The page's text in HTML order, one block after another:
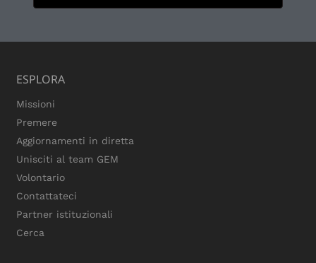
ESPLORA
Missioni
Premere
Aggiornamenti in diretta
Unisciti al team GEM
Volontario
Contattateci
Partner istituzionali
Cerca